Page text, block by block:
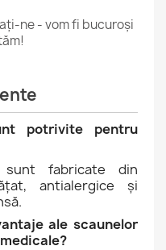
ne - vom fi bucuroși
potrivite pentru
sunt fabricate din
antialergice și
ale scaunelor